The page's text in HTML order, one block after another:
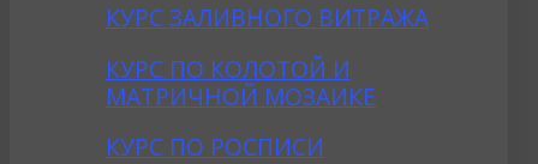
КУРС ЗАЛИВНОГО ВИТРАЖА
КУРС ПО КОЛОТОЙ И
МАТРИЧНОЙ МОЗАИКЕ
КУРС ПО РОСПИСИ